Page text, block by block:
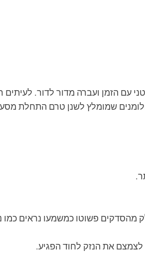
עם הזמן ועברה מדור לדור. לעיתים
שמומלץ לשנן טרם התחלת
פשוטו כמשמעו נראים כמו
את הנזק לחוד הפגיע.